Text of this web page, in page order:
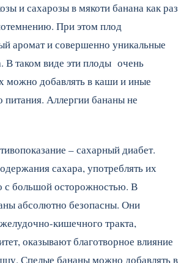
и сахарозы в мякоти банана как раз
При этом плод
аромат и совершенно уникальные
В таком виде эти плоды очень
можно добавлять в каши и иные
питания. Аллергии бананы не
– сахарный диабет.
сахара, употреблять их
с большой осторожностью. В
абсолютно безопасны. Они
кишечного тракта,
оказывают благотворное влияние
Спелые бананы можно добавлять в